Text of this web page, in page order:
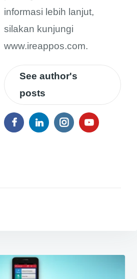
informasi lebih lanjut,
silakan kunjungi
www.ireappos.com.
See author's
posts